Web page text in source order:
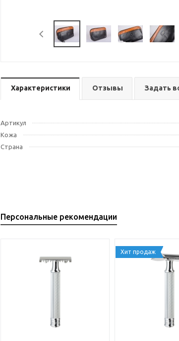
Характеристики Отзывы Задать
Артикул
Кожа
Страна
Персональные рекомендации
Хит продаж